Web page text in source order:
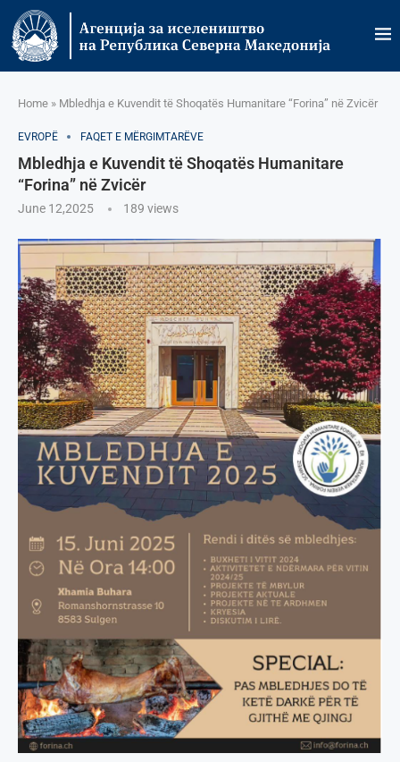
Home » Mbledhja e Kuvendit të Shoqatës Humanitare “Forina” në Zvicër
EVROPË FAQET E MËRGIMTARËVE
Mbledhja e Kuvendit të Shoqatës Humanitare
“Forina” në Zvicër
June 12,2025 189 views